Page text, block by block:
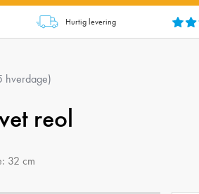
Hurtig levering
hverdage)
reol
32 cm